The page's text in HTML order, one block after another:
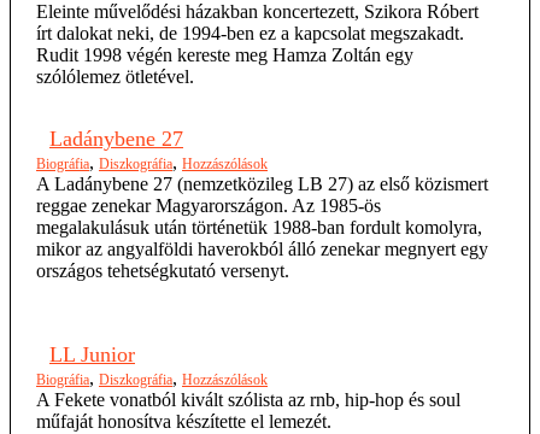
Eleinte művelődési házakban koncertezett, Szikora Róbert
írt dalokat neki, de 1994-ben ez a kapcsolat megszakadt.
Rudit 1998 végén kereste meg Hamza Zoltán egy
szólólemez ötletével.
Ladánybene 27
Biográfia, Diszkográfia, Hozzászólások
A Ladánybene 27 (nemzetközileg LB 27) az első közismert
reggae zenekar Magyarországon. Az 1985-ös
megalakulásuk után történetük 1988-ban fordult komolyra,
mikor az angyalföldi haverokból álló zenekar megnyert egy
országos tehetségkutató versenyt.
LL Junior
Biográfia, Diszkográfia, Hozzászólások
A Fekete vonatból kivált szólista az rnb, hip-hop és soul
műfaját honosítva készítette el lemezét.